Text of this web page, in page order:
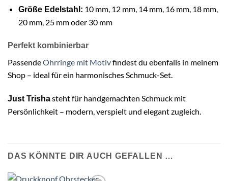
Größe Edelstahl: 10 mm, 12 mm, 14 mm, 16 mm, 18 mm,
20 mm, 25 mm oder 30 mm
Perfekt kombinierbar
PassendeOhrringe mit Motivfindest du ebenfalls in meinem
Shop – ideal für ein harmonisches Schmuck-Set.
Just Trishasteht für handgemachten Schmuck mit
Persönlichkeit – modern, verspielt und elegant zugleich.
DAS KÖNNTE DIR AUCH GEFALLEN …